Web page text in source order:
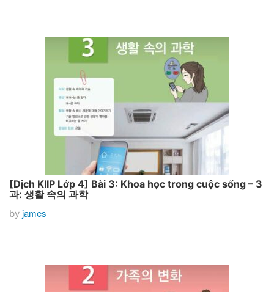
[Dịch KIIP Lớp 4] Bài 3: Khoa học trong cuộc sống – 3
과: 생활 속의 과학
by james